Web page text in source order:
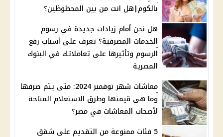
بالكوم|هل انت من بين المحظوظين؟
هل نحن أمام زيادات جديدة في رسوم
الخدمات المصرفية؟ تعرف على أسباب رفع
الرسوم وتأثيرها على تعاملاتك في البنوك
المصرية
معاشات شهر نوفمبر 2024: متى يتم صرفها
وما هي قيمتها وطرق الاستعلام المتاحة
لأصحاب المعاشات في مصر؟
5 فئات ممنوعة من التقديم على شقق